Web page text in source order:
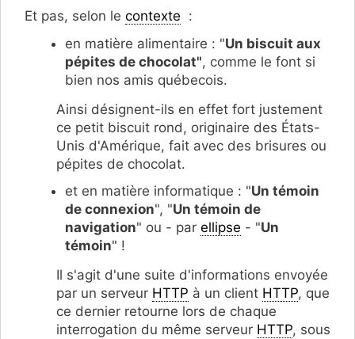
Et pas, selon le contexte :
en matière alimentaire : "Un biscuit aux
pépites de chocolat", comme le font si
bien nos amis québecois.
Ainsi désignent-ils en effet fort justement
ce petit biscuit rond, originaire des États-
Unis d'Amérique, fait avec des brisures ou
pépites de chocolat.
et en matière informatique : "Un témoin
de connexion", "Un témoin de
navigation" ou - par ellipse - "Un
témoin" !
Il s'agit d'une suite d'informations envoyée
par un serveur HTTP à un client HTTP, que
ce dernier retourne lors de chaque
interrogation du même serveur HTTP, sous